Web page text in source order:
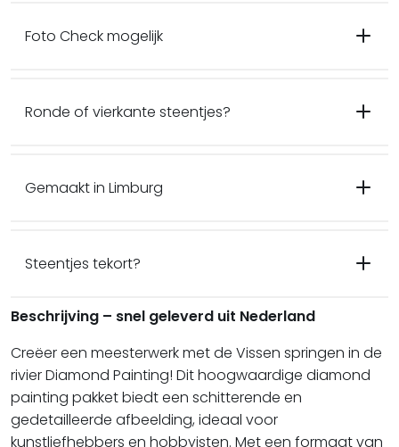
Foto Check mogelijk
Ronde of vierkante steentjes?
Gemaakt in Limburg
Steentjes tekort?
Beschrijving – snel geleverd uit Nederland
Creëer een meesterwerk met de Vissen springen in de
rivier Diamond Painting! Dit hoogwaardige diamond
painting pakket biedt een schitterende en
gedetailleerde afbeelding, ideaal voor
kunstliefhebbers en hobbyisten. Met een formaat van